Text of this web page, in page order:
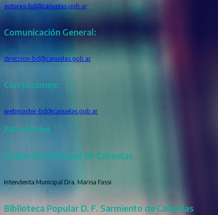
autorxs-bd@canuelas.gob.ar
Comunicación General:
direccion-bd@canuelas.gob.ar
Correcciones:
webmaster-bd@canuelas.gob.ar
Autoridades
Gobierno Municipal de Cañuelas
Intendenta Municipal Dra. Marisa Fassi
Biblioteca Popular D. F. Sarmiento de Cañuelas